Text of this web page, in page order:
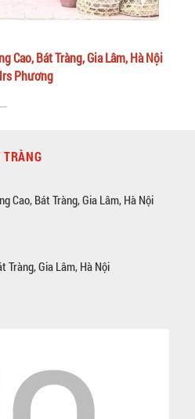
Cao, Bát Tràng, Gia Lâm, Hà Nội
Phương
Cao, Bát Tràng, Gia Lâm, Hà Nội
Tràng, Gia Lâm, Hà Nội